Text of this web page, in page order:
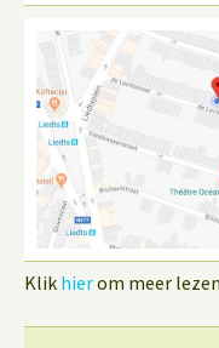
Klik hierom meer